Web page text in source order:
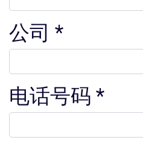
公司
电话号码